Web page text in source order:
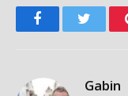
FacebookTwitter
Gabin